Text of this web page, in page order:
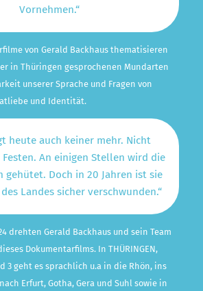
Vornehmen.“
von Gerald Backhaus thematisieren
in Thüringen gesprochenen Mundarten
unserer Sprache und Fragen von
und Identität.
heute auch keiner mehr. Nicht
An einigen Stellen wird die
gehütet. Doch in 20 Jahren ist sie
Landes sicher verschwunden.“
drehten Gerald Backhaus und sein Team
Dokumentarfilms. In THÜRINGEN,
3 geht es sprachlich u.a in die Rhön, ins
Erfurt, Gotha, Gera und Suhl sowie in